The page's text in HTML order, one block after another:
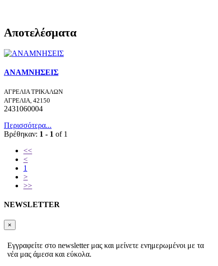
Αποτελέσματα
ΑΝΑΜΝΗΣΕΙΣ
ΑΓΡΕΛΙΑ ΤΡΙΚΑΛΩΝ
ΑΓΡΕΛΙΑ, 42150
2431060004
Περισσότερα...
Βρέθηκαν: 1 - 1 of 1
<<
<
1
>
>>
NEWSLETTER
×
Εγγραφείτε στο newsletter μας και μείνετε ενημερωμένοι με τα
νέα μας άμεσα και εύκολα.